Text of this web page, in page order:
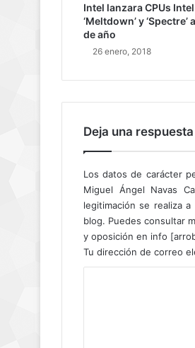
Intel lanzara CPUs
‘Meltdown’ y ‘Spectre’
de año
26 enero, 2018
Deja una respuesta
Los datos de carácter
Miguel Ángel Navas
legitimación se realiza
blog. Puedes consultar
y oposición en info
Tu dirección de correo